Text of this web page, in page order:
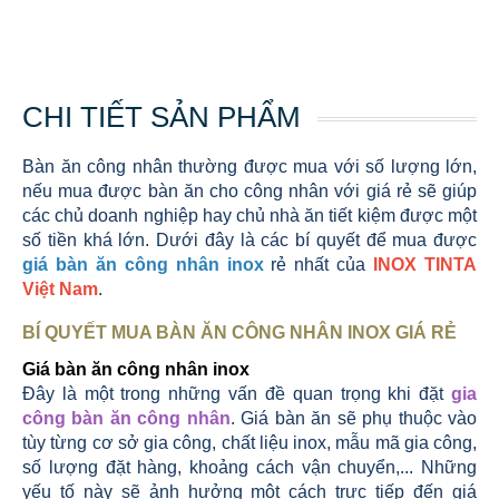
CHI TIẾT SẢN PHẨM
Bàn ăn công nhân thường được mua với số lượng lớn,
nếu mua được bàn ăn cho công nhân với giá rẻ sẽ giúp
các chủ doanh nghiệp hay chủ nhà ăn tiết kiệm được một
số tiền khá lớn. Dưới đây là các bí quyết để mua được
giá bàn ăn công nhân inox rẻ nhất của
INOX TINTA
Việt Nam.
BÍ QUYẾT MUA BÀN ĂN CÔNG NHÂN INOX GIÁ RẺ
Giá bàn ăn công nhân inox
Đây là một trong những vấn đề quan trọng khi đặt gia
công bàn ăn công nhân. Giá bàn ăn sẽ phụ thuộc vào
tùy từng cơ sở gia công, chất liệu inox, mẫu mã gia công,
số lượng đặt hàng, khoảng cách vận chuyển,... Những
yếu tố này sẽ ảnh hưởng một cách trực tiếp đến giá